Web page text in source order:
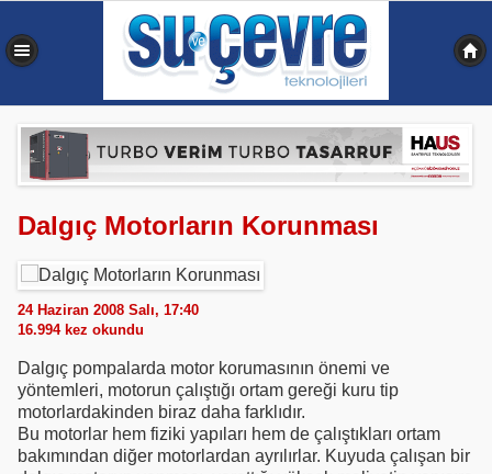
Dalgıç Motorların Korunması
24 Haziran 2008 Salı, 17:40
16.994kez okundu
Dalgıç pompalarda motor korumasının önemi ve
yöntemleri, motorun çalıştığı ortam gereği kuru tip
motorlardakinden biraz daha farklıdır.
Bu motorlar hem fiziki yapıları hem de çalıştıkları ortam
bakımından diğer motorlardan ayrılırlar. Kuyuda çalışan bir
0,357 sn